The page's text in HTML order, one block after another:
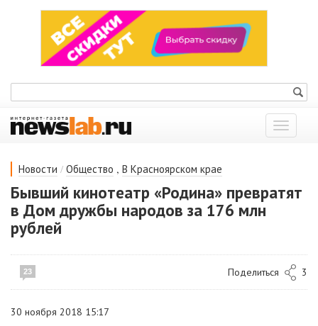
Показать
меню
Новости / Общество , В Красноярском крае
Бывший кинотеатр «Родина» превратят
в Дом дружбы народов за 176 млн
рублей
23 Поделиться 3
30 ноября 2018 15:17